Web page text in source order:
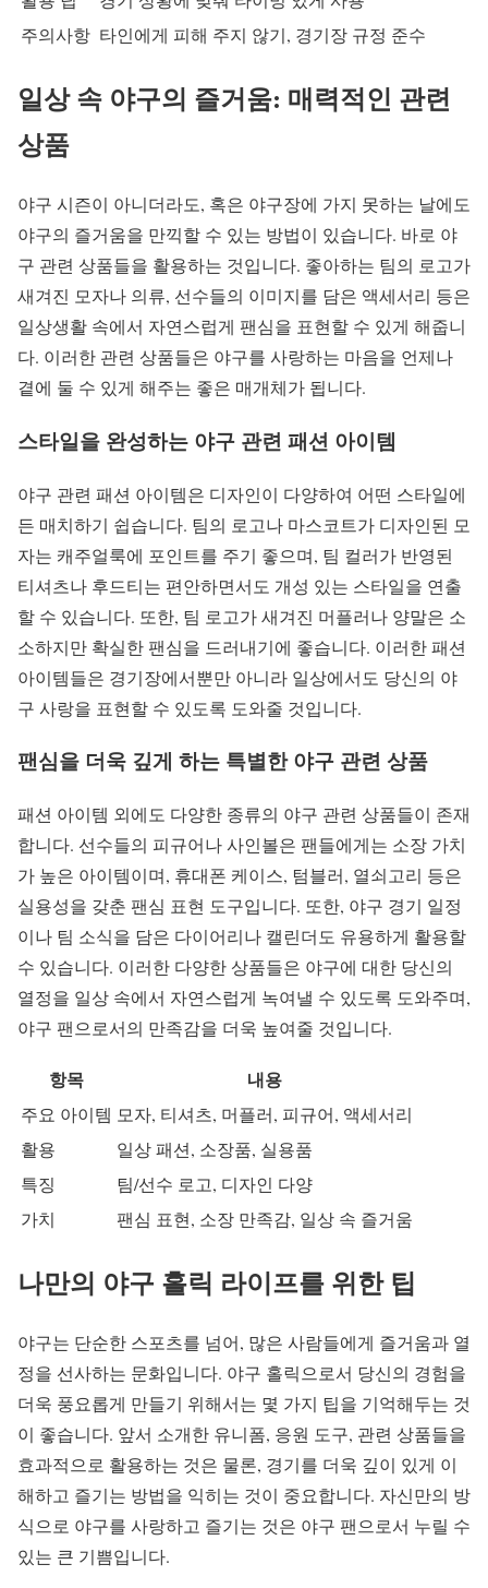
주의사항 타인에게 피해 주지 않기, 경기장 규정 준수
일상 속 야구의 즐거움: 매력적인 관련
상품
야구 시즌이 아니더라도, 혹은 야구장에 가지 못하는 날에도
야구의 즐거움을 만끽할 수 있는 방법이 있습니다. 바로 야
구 관련 상품들을 활용하는 것입니다. 좋아하는 팀의 로고가
새겨진 모자나 의류, 선수들의 이미지를 담은 액세서리 등은
일상생활 속에서 자연스럽게 팬심을 표현할 수 있게 해줍니
다. 이러한 관련 상품들은 야구를 사랑하는 마음을 언제나
곁에 둘 수 있게 해주는 좋은 매개체가 됩니다.
스타일을 완성하는 야구 관련 패션 아이템
야구 관련 패션 아이템은 디자인이 다양하여 어떤 스타일에
든 매치하기 쉽습니다. 팀의 로고나 마스코트가 디자인된 모
자는 캐주얼룩에 포인트를 주기 좋으며, 팀 컬러가 반영된
티셔츠나 후드티는 편안하면서도 개성 있는 스타일을 연출
할 수 있습니다. 또한, 팀 로고가 새겨진 머플러나 양말은 소
소하지만 확실한 팬심을 드러내기에 좋습니다. 이러한 패션
아이템들은 경기장에서뿐만 아니라 일상에서도 당신의 야
구 사랑을 표현할 수 있도록 도와줄 것입니다.
팬심을 더욱 깊게 하는 특별한 야구 관련 상품
패션 아이템 외에도 다양한 종류의 야구 관련 상품들이 존재
합니다. 선수들의 피규어나 사인볼은 팬들에게는 소장 가치
가 높은 아이템이며, 휴대폰 케이스, 텀블러, 열쇠고리 등은
실용성을 갖춘 팬심 표현 도구입니다. 또한, 야구 경기 일정
이나 팀 소식을 담은 다이어리나 캘린더도 유용하게 활용할
수 있습니다. 이러한 다양한 상품들은 야구에 대한 당신의
열정을 일상 속에서 자연스럽게 녹여낼 수 있도록 도와주며,
야구 팬으로서의 만족감을 더욱 높여줄 것입니다.
항목 내용
주요 아이템 모자, 티셔츠, 머플러, 피규어, 액세서리
활용
일상 패션, 소장품, 실용품
특징
팀/선수 로고, 디자인 다양
가치
팬심 표현, 소장 만족감, 일상 속 즐거움
나만의 야구 홀릭 라이프를 위한 팁
야구는 단순한 스포츠를 넘어, 많은 사람들에게 즐거움과 열
정을 선사하는 문화입니다. 야구 홀릭으로서 당신의 경험을
더욱 풍요롭게 만들기 위해서는 몇 가지 팁을 기억해두는 것
이 좋습니다. 앞서 소개한 유니폼, 응원 도구, 관련 상품들을
효과적으로 활용하는 것은 물론, 경기를 더욱 깊이 있게 이
해하고 즐기는 방법을 익히는 것이 중요합니다. 자신만의 방
식으로 야구를 사랑하고 즐기는 것은 야구 팬으로서 누릴 수
있는 큰 기쁨입니다.